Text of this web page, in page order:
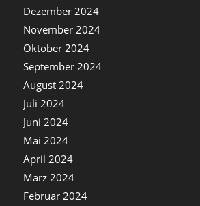
Dezember 2024
November 2024
Oktober 2024
September 2024
August 2024
Juli 2024
Juni 2024
Mai 2024
April 2024
März 2024
Februar 2024